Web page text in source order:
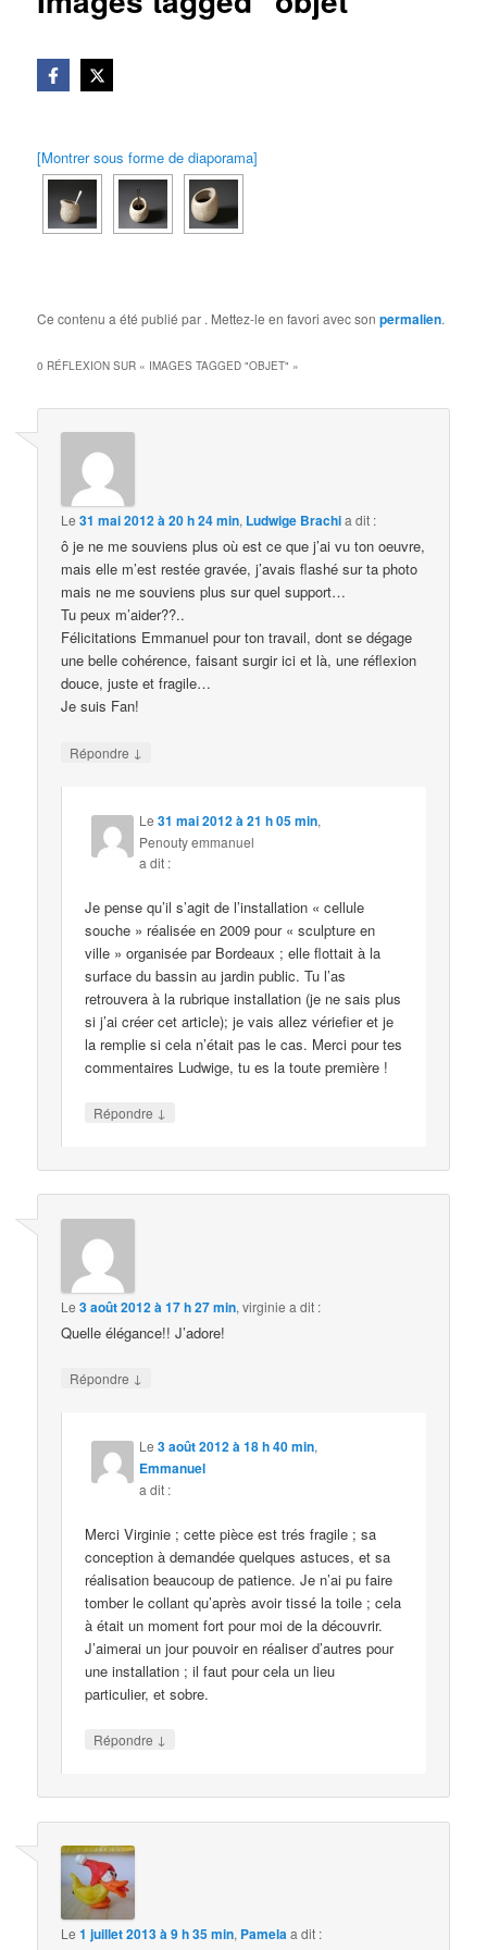
[Montrer sous forme de diaporama]
Ce contenu a été publié par . Mettez-le en favori avec sonpermalien.
0 RÉFLEXION SUR « IMAGES TAGGED "OBJET" »
Le31 mai 2012 à 20 h 24 min, Ludwige Brachia dit :
ô je ne me souviens plus où est ce que j’ai vu ton oeuvre,
mais elle m’est restée gravée, j’avais flashé sur ta photo
mais ne me souviens plus sur quel support…
Tu peux m’aider??..
Félicitations Emmanuel pour ton travail, dont se dégage
une belle cohérence, faisant surgir ici et là, une réflexion
douce, juste et fragile…
Je suis Fan!
Répondre ↓
Le31 mai 2012 à 21 h 05 min,
Penouty emmanuel
a dit :
Je pense qu’il s’agit de l’installation « cellule
souche » réalisée en 2009 pour « sculpture en
ville » organisée par Bordeaux ; elle flottait à la
surface du bassin au jardin public. Tu l’as
retrouvera à la rubrique installation (je ne sais plus
si j’ai créer cet article); je vais allez vériefier et je
la remplie si cela n’était pas le cas. Merci pour tes
commentaires Ludwige, tu es la toute première !
Répondre ↓
Le3 août 2012 à 17 h 27 min,virginie a dit :
Quelle élégance!! J’adore!
Répondre ↓
Le3 août 2012 à 18 h 40 min,
Emmanuel
a dit :
Merci Virginie ; cette pièce est trés fragile ; sa
conception à demandée quelques astuces, et sa
réalisation beaucoup de patience. Je n’ai pu faire
tomber le collant qu’après avoir tissé la toile ; cela
à était un moment fort pour moi de la découvrir.
J’aimerai un jour pouvoir en réaliser d’autres pour
une installation ; il faut pour cela un lieu
particulier, et sobre.
Répondre ↓
Le1 juillet 2013 à 9 h 35 min, Pamelaa dit :